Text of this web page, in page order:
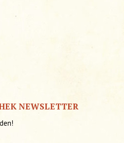
NEWSLETTER